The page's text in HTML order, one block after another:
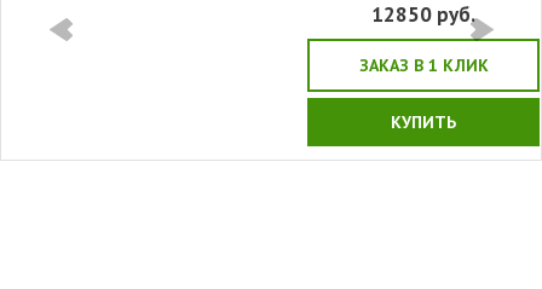
12850 руб.
ЗАКАЗ В 1 КЛИК
КУПИТЬ